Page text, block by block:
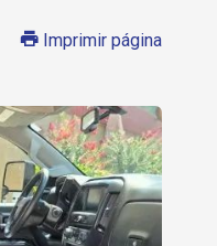
Imprimir página